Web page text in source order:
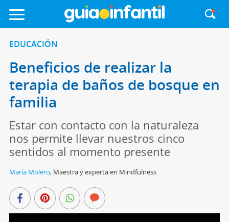
EDUCACIÓN
Beneficios de realizar la
terapia de baños de bosque en
familia
Estar con contacto con la naturaleza
nos permite llevar nuestros cinco
sentidos al momento presente
María Molero, Maestra y experta en Mindfulness